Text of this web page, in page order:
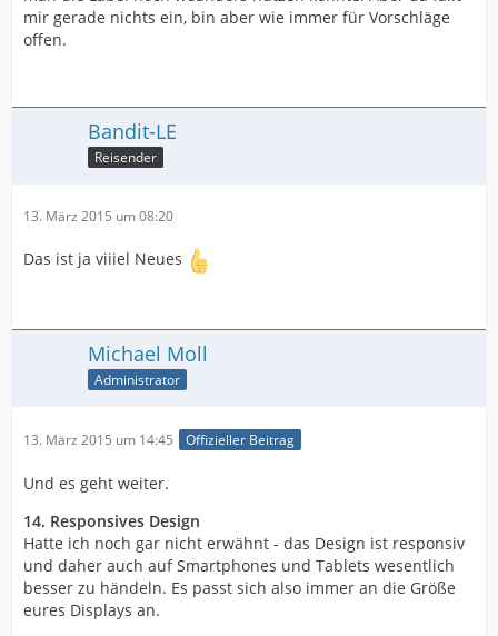
mir gerade nichts ein, bin aber wie immer für Vorschläge
offen.
Bandit-LE
Reisender
13. März 2015 um 08:20
Das ist ja viiiel Neues
Michael Moll
Administrator
13. März 2015 um 14:45 Offizieller Beitrag
Und es geht weiter.
14. Responsives Design
Hatte ich noch gar nicht erwähnt - das Design ist responsiv
und daher auch auf Smartphones und Tablets wesentlich
besser zu händeln. Es passt sich also immer an die Größe
eures Displays an.